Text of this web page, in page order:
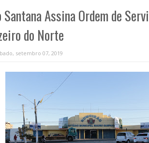
Santana Assina Ordem de
do Norte
setembro 07, 2019